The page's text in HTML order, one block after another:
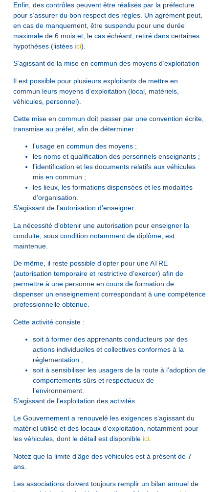
Enfin, des contrôles peuvent être réalisés par la préfecture
pour s’assurer du bon respect des règles. Un agrément peut,
en cas de manquement, être suspendu pour une durée
maximale de 6 mois et, le cas échéant, retiré dans certaines
hypothèses (listéesici).
S’agissant de la mise en commun des moyens d’exploitation
Il est possible pour plusieurs exploitants de mettre en
commun leurs moyens d’exploitation (local, matériels,
véhicules, personnel).
Cette mise en commun doit passer par une convention écrite,
transmise au préfet, afin de déterminer :
l’usage en commun des moyens ;
les noms et qualification des personnels enseignants ;
l’identification et les documents relatifs aux véhicules
mis en commun ;
les lieux, les formations dispensées et les modalités
d’organisation.
S’agissant de l’autorisation d’enseigner
La nécessité d’obtenir une autorisation pour enseigner la
conduite, sous condition notamment de diplôme, est
maintenue.
De même, il reste possible d’opter pour une ATRE
(autorisation temporaire et restrictive d’exercer) afin de
permettre à une personne en cours de formation de
dispenser un enseignement correspondant à une compétence
professionnelle obtenue.
Cette activité consiste :
soit à former des apprenants conducteurs par des
actions individuelles et collectives conformes à la
réglementation ;
soit à sensibiliser les usagers de la route à l’adoption de
comportements sûrs et respectueux de
l’environnement.
S’agissant de l’exploitation des activités
Le Gouvernement a renouvelé les exigences s’agissant du
matériel utilisé et des locaux d’exploitation, notamment pour
les véhicules, dont le détail est disponible ici.
Notez que la limite d’âge des véhicules est à présent de 7
ans.
Les associations doivent toujours remplir un bilan annuel de